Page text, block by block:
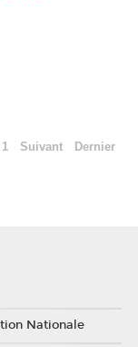
1 Suivant Dernier
Nationale